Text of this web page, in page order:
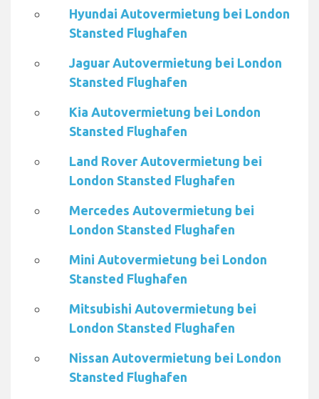
Hyundai Autovermietung bei London
Stansted Flughafen
Jaguar Autovermietung bei London
Stansted Flughafen
Kia Autovermietung bei London
Stansted Flughafen
Land Rover Autovermietung bei
London Stansted Flughafen
Mercedes Autovermietung bei
London Stansted Flughafen
Mini Autovermietung bei London
Stansted Flughafen
Mitsubishi Autovermietung bei
London Stansted Flughafen
Nissan Autovermietung bei London
Stansted Flughafen